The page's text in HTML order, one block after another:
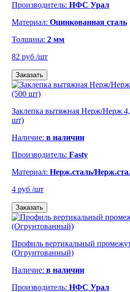
Производитель: НФС Урал
Материал: Оцинкованная сталь
Толщина: 2 мм
82 руб /шт
Заказать
Заклепка вытяжная Нерж/Нерж
шт)
Наличие: в наличии
Производитель: Fasty
Материал: Нерж.сталь/
4 руб /шт
Заказать
Профиль вертикальный
(Огрунтованный)
Наличие: в наличии
Производитель: НФС Урал